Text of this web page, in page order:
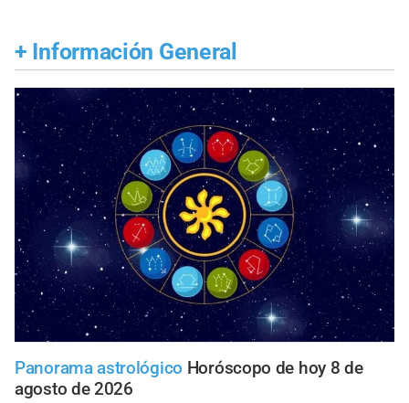
+ Información General
Panorama astrológico Horóscopo de hoy 8 de
agosto de 2026